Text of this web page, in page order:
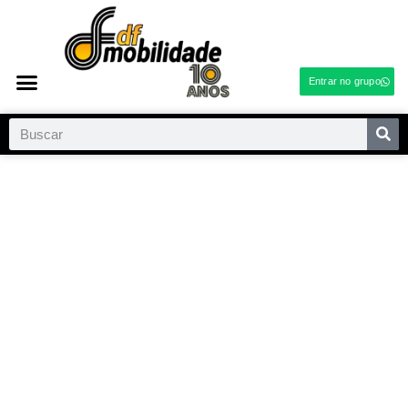
Entrar no grupo